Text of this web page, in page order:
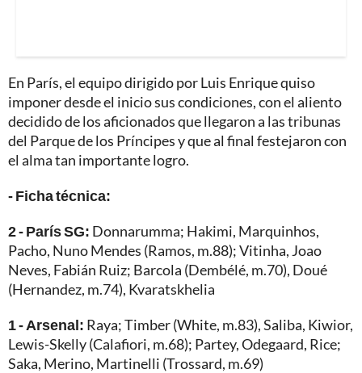
En París, el equipo dirigido por Luis Enrique quiso
imponer desde el inicio sus condiciones, con el aliento
decidido de los aficionados que llegaron a las tribunas
del Parque de los Príncipes y que al final festejaron con
el alma tan importante logro.
- Ficha técnica:
2 - París SG: Donnarumma; Hakimi, Marquinhos,
Pacho, Nuno Mendes (Ramos, m.88); Vitinha, Joao
Neves, Fabián Ruiz; Barcola (Dembélé, m.70), Doué
(Hernandez, m.74), Kvaratskhelia
1 - Arsenal: Raya; Timber (White, m.83), Saliba, Kiwior,
Lewis-Skelly (Calafiori, m.68); Partey, Odegaard, Rice;
Saka, Merino, Martinelli (Trossard, m.69)